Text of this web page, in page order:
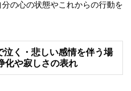
の心の状態やこれからの行動を
泣く・悲しい感情を伴う場
化や寂しさの表れ